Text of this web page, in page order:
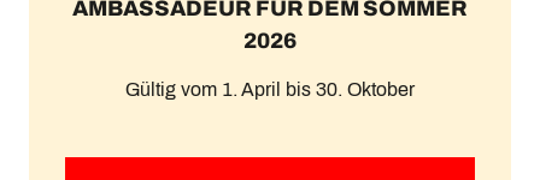
AMBASSADEUR FÜR DEM SOMMER
2026
Gültig vom 1. April bis 30. Oktober